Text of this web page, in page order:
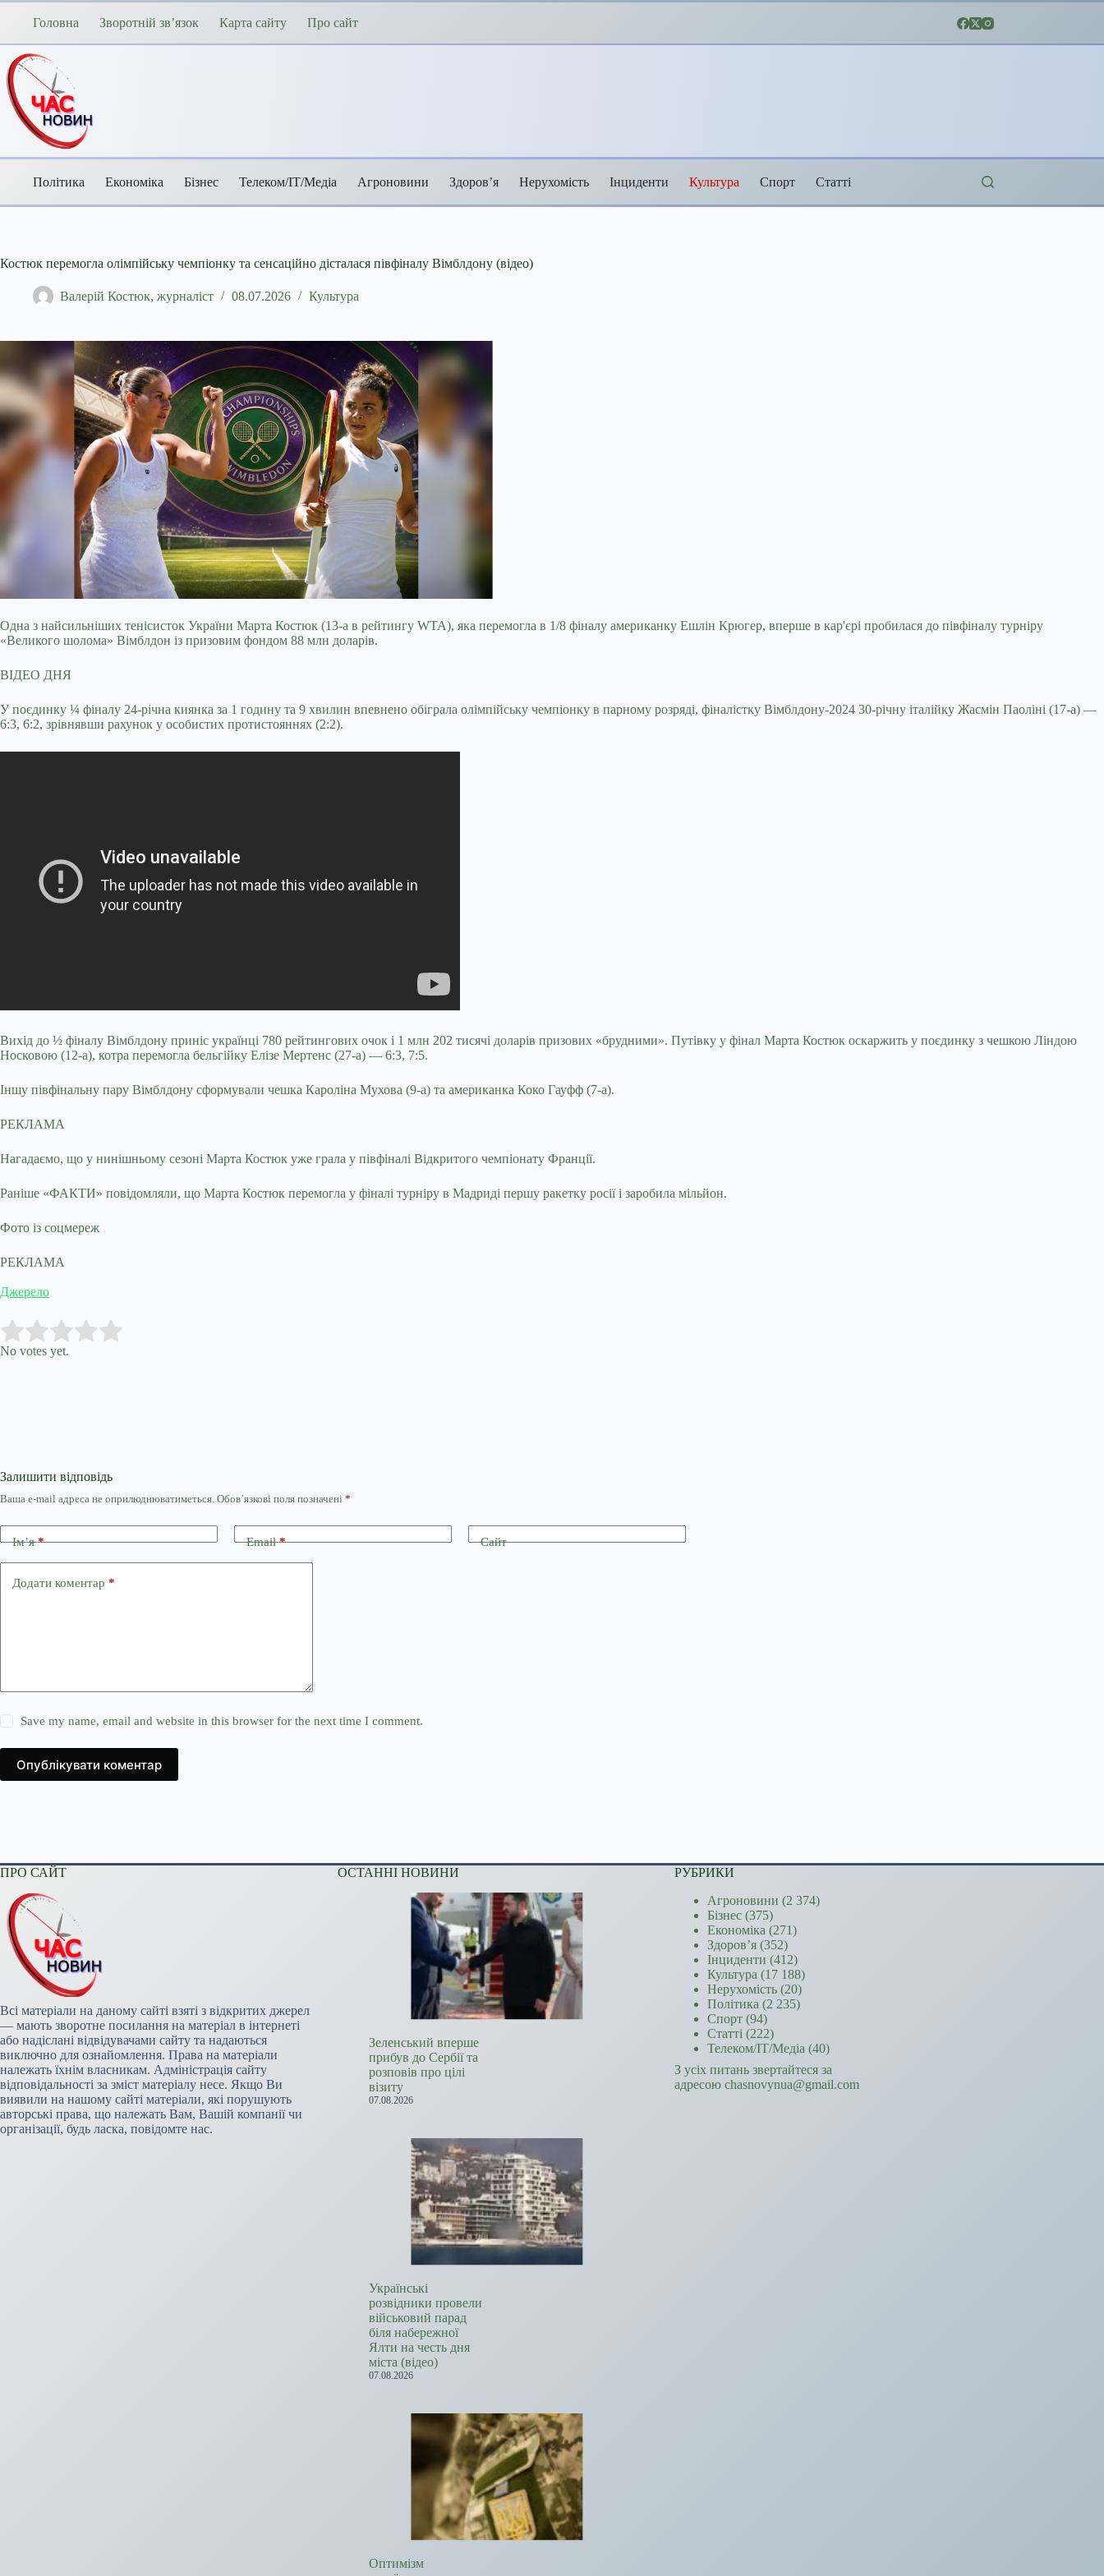
Перейти
Головна Зворотній зв’язок Карта сайту Про сайт
Політика Економіка Бізнес Телеком/ІТ/Медіа Агроновини Здоров’я Нерухомість Інциденти Культура Спорт Статті
Костюк перемогла олімпійську чемпіонку та сенсаційно дісталася півфіналу Вімблдону (відео)
Валерій Костюк, журналіст 08.07.2026 Культура
Одна з найсильніших тенісисток України Марта Костюк (13-а в рейтингу WTA), яка перемогла в 1/8 фіналу американку Ешлін Крюгер, вперше в кар'єрі пробилася до півфіналу турніру
«Великого шолома» Вімблдон із призовим фондом 88 млн доларів.
ВІДЕО ДНЯ
У поєдинку ¼ фіналу 24-річна киянка за 1 годину та 9 хвилин впевнено обіграла олімпійську чемпіонку в парному розряді, фіналістку Вімблдону-2024 30-річну італійку Жасмін Паоліні (17-а) —
6:3, 6:2, зрівнявши рахунок у особистих протистояннях (2:2).
Вихід до ½ фіналу Вімблдону приніс українці 780 рейтингових очок і 1 млн 202 тисячі доларів призових «брудними». Путівку у фінал Марта Костюк оскаржить у поєдинку з чешкою Ліндою
Носковою (12-а), котра перемогла бельгійку Елізе Мертенс (27-а) — 6:3, 7:5.
Іншу півфінальну пару Вімблдону сформували чешка Кароліна Мухова (9-а) та американка Коко Гауфф (7-а).
РЕКЛАМА
Нагадаємо, що у нинішньому сезоні Марта Костюк уже грала у півфіналі Відкритого чемпіонату Франції.
Раніше «ФАКТИ» повідомляли, що Марта Костюк перемогла у фіналі турніру в Мадриді першу ракетку росії і заробила мільйон.
Фото із соцмереж
РЕКЛАМА
Джерело
Rate this item:
No votes yet.
Залишити відповідь
Ваша e-mail адреса не оприлюднюватиметься. Обов’язкові поля позначені *
Ім’я* Email* Сайт
Додати коментар *
Save my name, email and website in this browser for the next time I comment.
Опублікувати коментар
ПРО САЙТ
Всі матеріали на даному сайті взяті з відкритих джерел
— мають зворотне посилання на матеріал в інтернеті
або надіслані відвідувачами сайту та надаються
виключно для ознайомлення. Права на матеріали
належать їхнім власникам. Адміністрація сайту
відповідальності за зміст матеріалу несе. Якщо Ви
виявили на нашому сайті матеріали, які порушують
авторські права, що належать Вам, Вашій компанії чи
організації, будь ласка, повідомте нас.
ОСТАННІ НОВИНИ
Зеленський вперше
прибув до Сербії та
розповів про цілі
візиту
07.08.2026
Українські
розвідники провели
військовий парад
біля набережної
Ялти на честь дня
міста (відео)
07.08.2026
Оптимізм
РУБРИКИ
Агроновини (2 374)
Бізнес (375)
Економіка (271)
Здоров’я (352)
Інциденти (412)
Культура (17 188)
Нерухомість (20)
Політика (2 235)
Спорт (94)
Статті (222)
Телеком/ІТ/Медіа (40)
З усіх питань звертайтеся за
адресою chasnovynua@gmail.com